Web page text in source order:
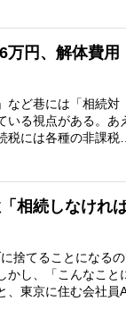
円、解体費用
など巷には「相続対
いる視点がある。あ
には各種の非課税制
相続しなけれ
捨てることになる
かし、「こんなこと
東京に住む会社員A